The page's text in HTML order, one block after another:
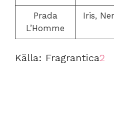
Prada
L’Homme
Iris,
Källa: Fragrantica2